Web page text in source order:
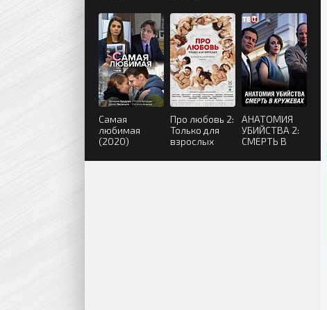
Самая
любимая
(2020)
Про любовь 2:
Только для
взрослых
АНАТОМИЯ
УБИЙСТВА 2:
СМЕРТЬ В
(2019)